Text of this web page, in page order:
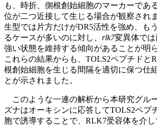
も、時折、側根創始細胞のマーカーであ
位が二つ近接して生じる場合が観察され
生型では片方だけがDR5活性を強め、も
るケースが多いのに対し、 rlk7変異体で
強い状態を維持する傾向があることが明
これらの結果からも、TOLS2ペプチドと
根創始細胞を生じる間隔を適切に保つ仕
とが示されました。
このような一連の解析から本研究グル
ズナはオーキシンに応答してTOLS2ペプ
胞で誘導することで、RLK7受容体を介